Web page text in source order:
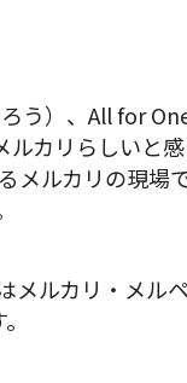
う）、All for
カリらしいと
ルカリの現場
ルカリ・メル